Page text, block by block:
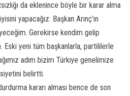
da eklenince böyle bir karar alma
yapacağız. Başkan Arınç'ın
Gerekirse kendim gelip
yeni tüm başkanlarla, partililerle
adım bizim Türkiye genelimize
belirtti.
kararı alması bence de son